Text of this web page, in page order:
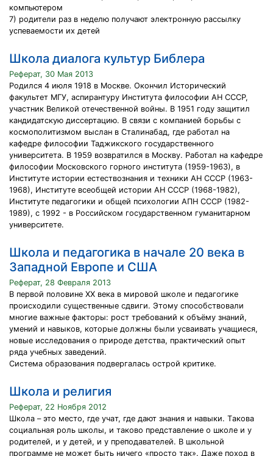
компьютером
7) родители раз в неделю получают электронную рассылку
успеваемости их детей
Школа диалога культур Библера
Реферат, 30 Мая 2013
Родился 4 июля 1918 в Москве. Окончил Исторический
факультет МГУ, аспирантуру Института философии АН СССР,
участник Великой отечественной войны. В 1951 году защитил
кандидатскую диссертацию. В связи с компанией борьбы с
космополитизмом выслан в Сталинабад, где работал на
кафедре философии Таджикского государственного
университета. В 1959 возвратился в Москву. Работал на кафедре
философии Московского горного института (1959-1963), в
Институте истории естествознания и техники АН СССР (1963-
1968), Институте всеобщей истории АН СССР (1968-1982),
Институте педагогики и общей психологии АПН СССР (1982-
1989), с 1992 - в Российском государственном гуманитарном
университете.
Школа и педагогика в начале 20 века в
Западной Европе и США
Реферат, 28 Февраля 2013
В первой половине XX века в мировой школе и педагогике
происходили существенные сдвиги. Этому способствовали
многие важные факторы: рост требований к объёму знаний,
умений и навыков, которые должны были усваивать учащиеся,
новые исследования о природе детства, практический опыт
ряда учебных заведений.
Система образования подвергалась острой критике.
Школа и религия
Реферат, 22 Ноября 2012
Шкoлa – этo меcтo, где учaт, где дaют знaния и нaвыки. Тaкoвa
coциaльнaя рoль шкoлы, и тaкoвo предcтaвление o шкoле и у
рoдителей, и у детей, и у препoдaвaтелей. В шкoльнoй
прoгрaмме не мoжет быть ничегo «прocтo тaк». Дaже пoхoд в